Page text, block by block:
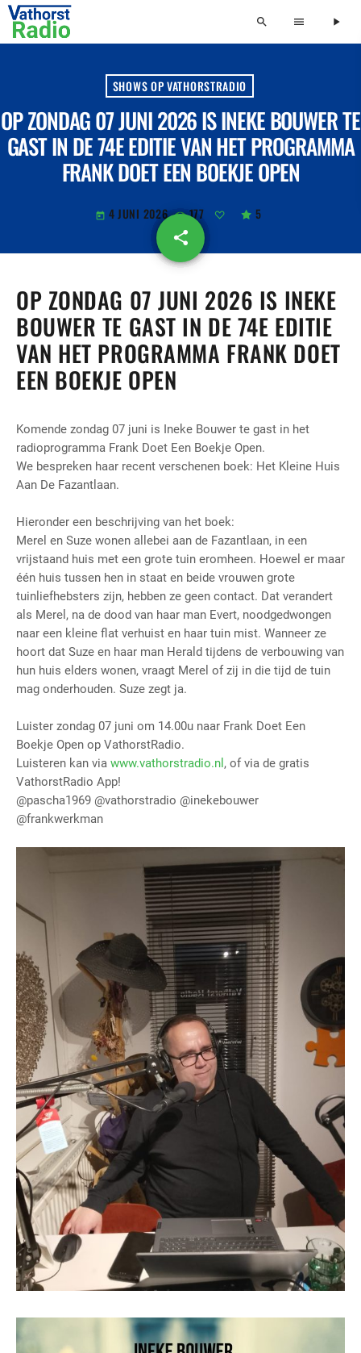
search menu play_arrow
SHOWS OP VATHORSTRADIO
OP ZONDAG 07 JUNI 2026 IS INEKE BOUWER TE
GAST IN DE 74E EDITIE VAN HET PROGRAMMA
FRANK DOET EEN BOEKJE OPEN
today 4 JUNI 2026 177 5
share
email
OP ZONDAG 07 JUNI 2026 IS INEKE
BOUWER TE GAST IN DE 74E EDITIE
VAN HET PROGRAMMA FRANK DOET
EEN BOEKJE OPEN
Komende zondag 07 juni is Ineke Bouwer te gast in het
radioprogramma Frank Doet Een Boekje Open.
We bespreken haar recent verschenen boek: Het Kleine Huis
Aan De Fazantlaan.
Hieronder een beschrijving van het boek:
Merel en Suze wonen allebei aan de Fazantlaan, in een
vrijstaand huis met een grote tuin eromheen. Hoewel er maar
één huis tussen hen in staat en beide vrouwen grote
tuinliefhebsters zijn, hebben ze geen contact. Dat verandert
als Merel, na de dood van haar man Evert, noodgedwongen
naar een kleine flat verhuist en haar tuin mist. Wanneer ze
hoort dat Suze en haar man Herald tijdens de verbouwing van
hun huis elders wonen, vraagt Merel of zij in die tijd de tuin
mag onderhouden. Suze zegt ja.
Luister zondag 07 juni om 14.00u naar Frank Doet Een
Boekje Open op VathorstRadio.
Luisteren kan via www.vathorstradio.nl , of via de gratis
VathorstRadio App!
@pascha1969 @vathorstradio @inekebouwer
@frankwerkman